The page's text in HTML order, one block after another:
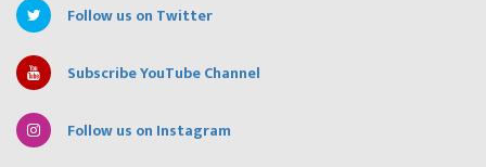
Follow us on Twitter
Subscribe YouTube Channel
Follow us on Instagram